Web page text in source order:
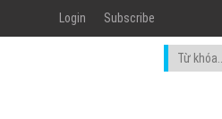
Login Subscribe